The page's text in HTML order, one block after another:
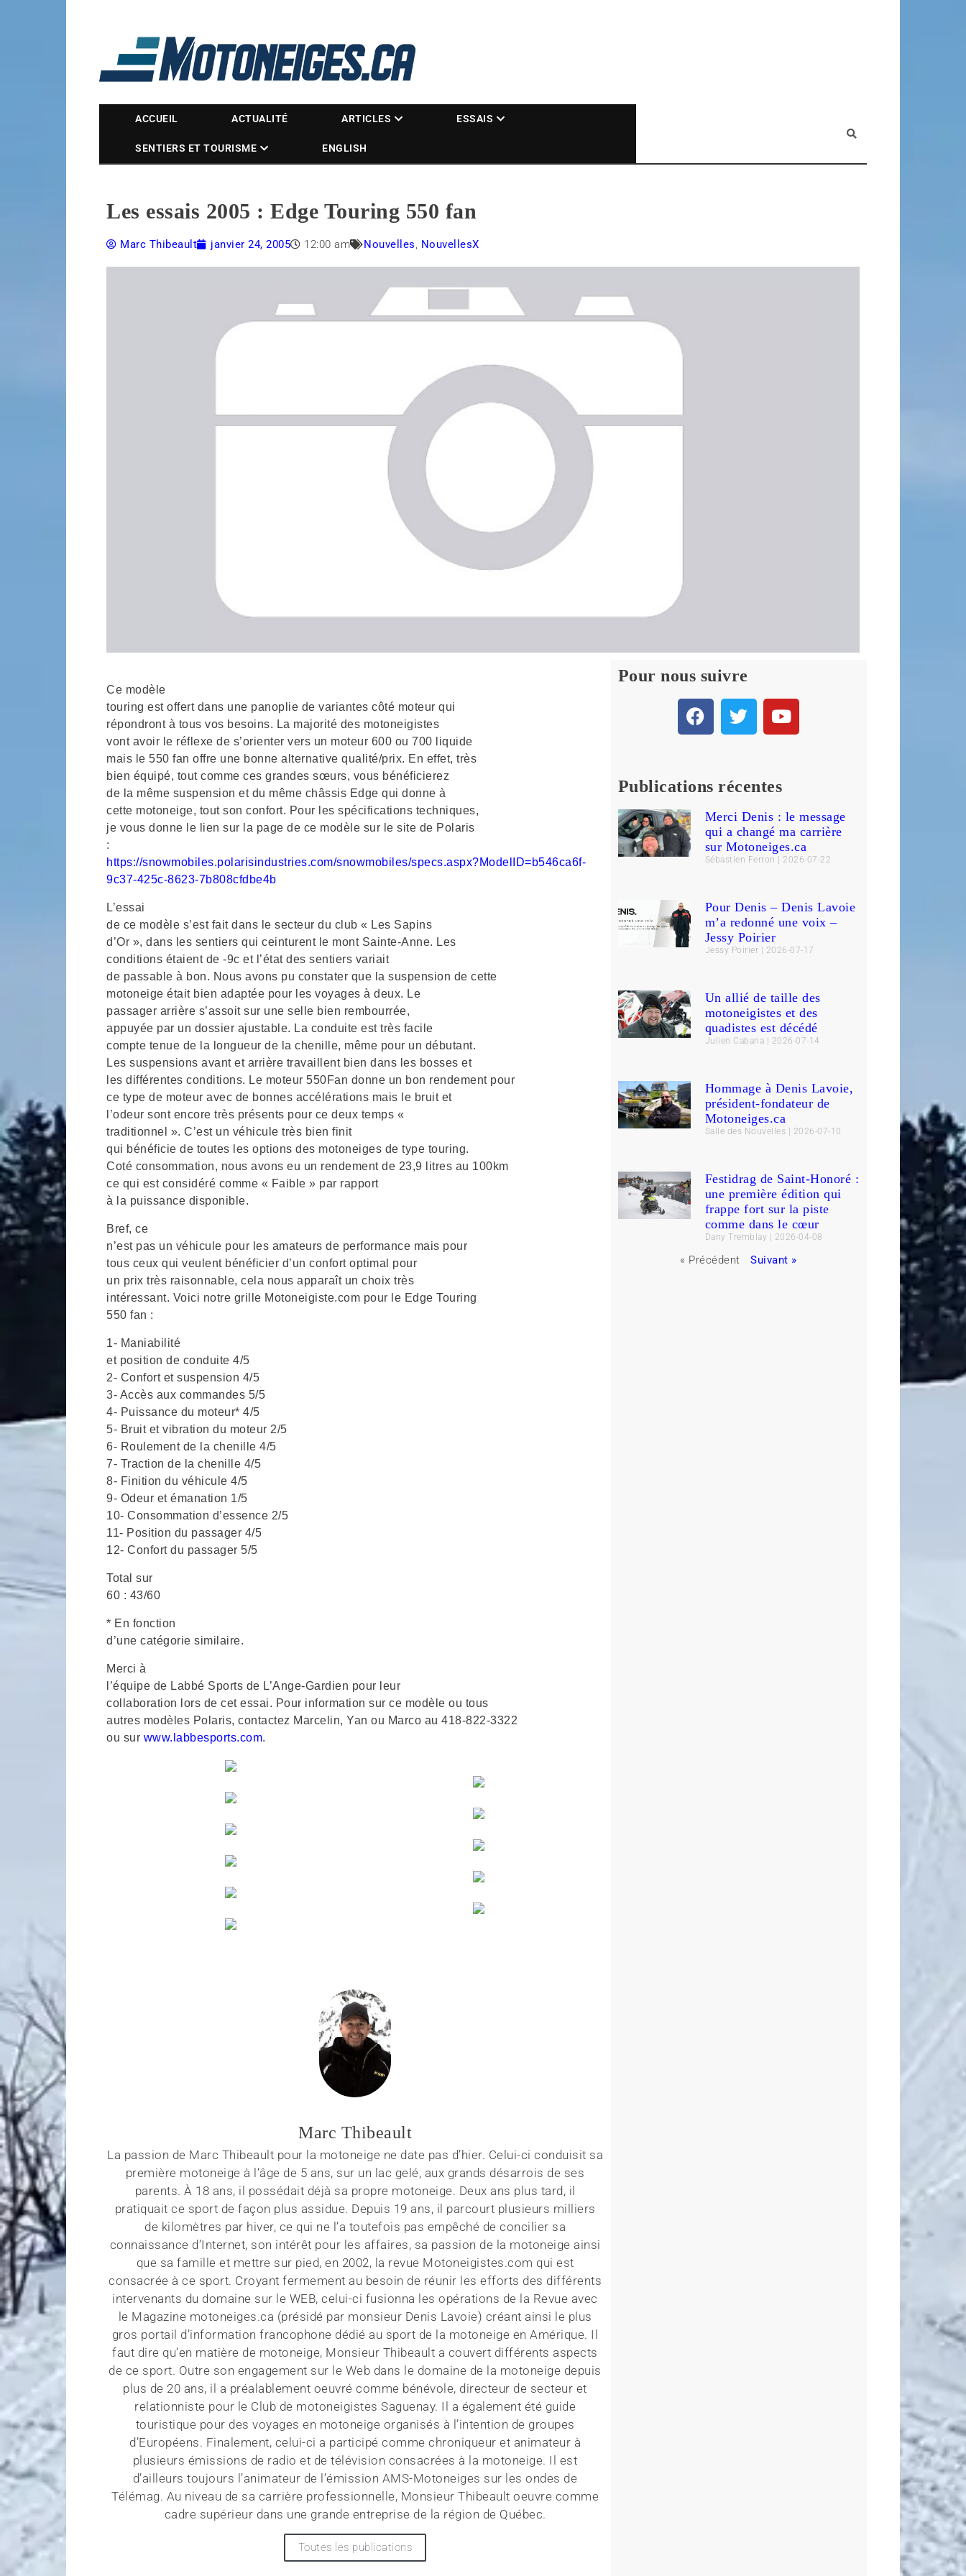
Magazine Motoneiges.ca
ACCUEIL ACTUALITÉ ARTICLES ESSAIS
SENTIERS ET TOURISME ENGLISH
Les essais 2005 : Edge Touring 550 fan
Marc Thibeault janvier 24, 2005 12:00 am Nouvelles, NouvellesX
Ce modèle
touring est offert dans une panoplie de variantes côté moteur qui
répondront à tous vos besoins. La majorité des motoneigistes
vont avoir le réflexe de s’orienter vers un moteur 600 ou 700 liquide
mais le 550 fan offre une bonne alternative qualité/prix. En effet, très
bien équipé, tout comme ces grandes sœurs, vous bénéficierez
de la même suspension et du même châssis Edge qui donne à
cette motoneige, tout son confort. Pour les spécifications techniques,
je vous donne le lien sur la page de ce modèle sur le site de Polaris
:
https://snowmobiles.polarisindustries.com/snowmobiles/specs.aspx?ModelID=b546ca6f-
9c37-425c-8623-7b808cfdbe4b
L’essai
de ce modèle s’est fait dans le secteur du club « Les Sapins
d’Or », dans les sentiers qui ceinturent le mont Sainte-Anne. Les
conditions étaient de -9c et l’état des sentiers variait
de passable à bon. Nous avons pu constater que la suspension de cette
motoneige était bien adaptée pour les voyages à deux. Le
passager arrière s’assoit sur une selle bien rembourrée,
appuyée par un dossier ajustable. La conduite est très facile
compte tenue de la longueur de la chenille, même pour un débutant.
Les suspensions avant et arrière travaillent bien dans les bosses et
les différentes conditions. Le moteur 550Fan donne un bon rendement pour
ce type de moteur avec de bonnes accélérations mais le bruit et
l’odeur sont encore très présents pour ce deux temps «
traditionnel ». C’est un véhicule très bien finit
qui bénéficie de toutes les options des motoneiges de type touring.
Coté consommation, nous avons eu un rendement de 23,9 litres au 100km
ce qui est considéré comme « Faible » par rapport
à la puissance disponible.
Bref, ce
n’est pas un véhicule pour les amateurs de performance mais pour
tous ceux qui veulent bénéficier d’un confort optimal pour
un prix très raisonnable, cela nous apparaît un choix très
intéressant. Voici notre grille Motoneigiste.com pour le Edge Touring
550 fan :
1- Maniabilité
et position de conduite 4/5
2- Confort et suspension 4/5
3- Accès aux commandes 5/5
4- Puissance du moteur* 4/5
5- Bruit et vibration du moteur 2/5
6- Roulement de la chenille 4/5
7- Traction de la chenille 4/5
8- Finition du véhicule 4/5
9- Odeur et émanation 1/5
10- Consommation d’essence 2/5
11- Position du passager 4/5
12- Confort du passager 5/5
Total sur
60 : 43/60
* En fonction
d’une catégorie similaire.
Merci à
l’équipe de Labbé Sports de L’Ange-Gardien pour leur
collaboration lors de cet essai. Pour information sur ce modèle ou tous
autres modèles Polaris, contactez Marcelin, Yan ou Marco au 418-822-3322
ou sur www.labbesports.com.
Marc Thibeault
La passion de Marc Thibeault pour la motoneige ne date pas d’hier. Celui-ci conduisit sa
première motoneige à l’âge de 5 ans, sur un lac gelé, aux grands désarrois de ses
parents. À 18 ans, il possédait déjà sa propre motoneige. Deux ans plus tard, il
pratiquait ce sport de façon plus assidue. Depuis 19 ans, il parcourt plusieurs milliers
de kilomètres par hiver, ce qui ne l’a toutefois pas empêché de concilier sa
connaissance d’Internet, son intérêt pour les affaires, sa passion de la motoneige ainsi
que sa famille et mettre sur pied, en 2002, la revue Motoneigistes.com qui est
consacrée à ce sport. Croyant fermement au besoin de réunir les efforts des différents
intervenants du domaine sur le WEB, celui-ci fusionna les opérations de la Revue avec
le Magazine motoneiges.ca (présidé par monsieur Denis Lavoie) créant ainsi le plus
gros portail d’information francophone dédié au sport de la motoneige en Amérique. Il
faut dire qu’en matière de motoneige, Monsieur Thibeault a couvert différents aspects
de ce sport. Outre son engagement sur le Web dans le domaine de la motoneige depuis
plus de 20 ans, il a préalablement oeuvré comme bénévole, directeur de secteur et
relationniste pour le Club de motoneigistes Saguenay. Il a également été guide
touristique pour des voyages en motoneige organisés à l’intention de groupes
d’Européens. Finalement, celui-ci a participé comme chroniqueur et animateur à
plusieurs émissions de radio et de télévision consacrées à la motoneige. Il est
d’ailleurs toujours l’animateur de l’émission AMS-Motoneiges sur les ondes de
Télémag. Au niveau de sa carrière professionnelle, Monsieur Thibeault oeuvre comme
cadre supérieur dans une grande entreprise de la région de Québec.
Toutes les publications
Pour nous suivre
Publications récentes
Merci Denis : le message
qui a changé ma carrière
sur Motoneiges.ca
Sébastien Ferron 2026-07-22
Pour Denis – Denis Lavoie
m’a redonné une voix –
Jessy Poirier
Jessy Poirier 2026-07-17
Un allié de taille des
motoneigistes et des
quadistes est décédé
Julien Cabana 2026-07-14
Hommage à Denis Lavoie,
président-fondateur de
Motoneiges.ca
Salle des Nouvelles 2026-07-10
Festidrag de Saint-Honoré :
une première édition qui
frappe fort sur la piste
comme dans le cœur
Dany Tremblay 2026-04-08
« Précédent Suivant »